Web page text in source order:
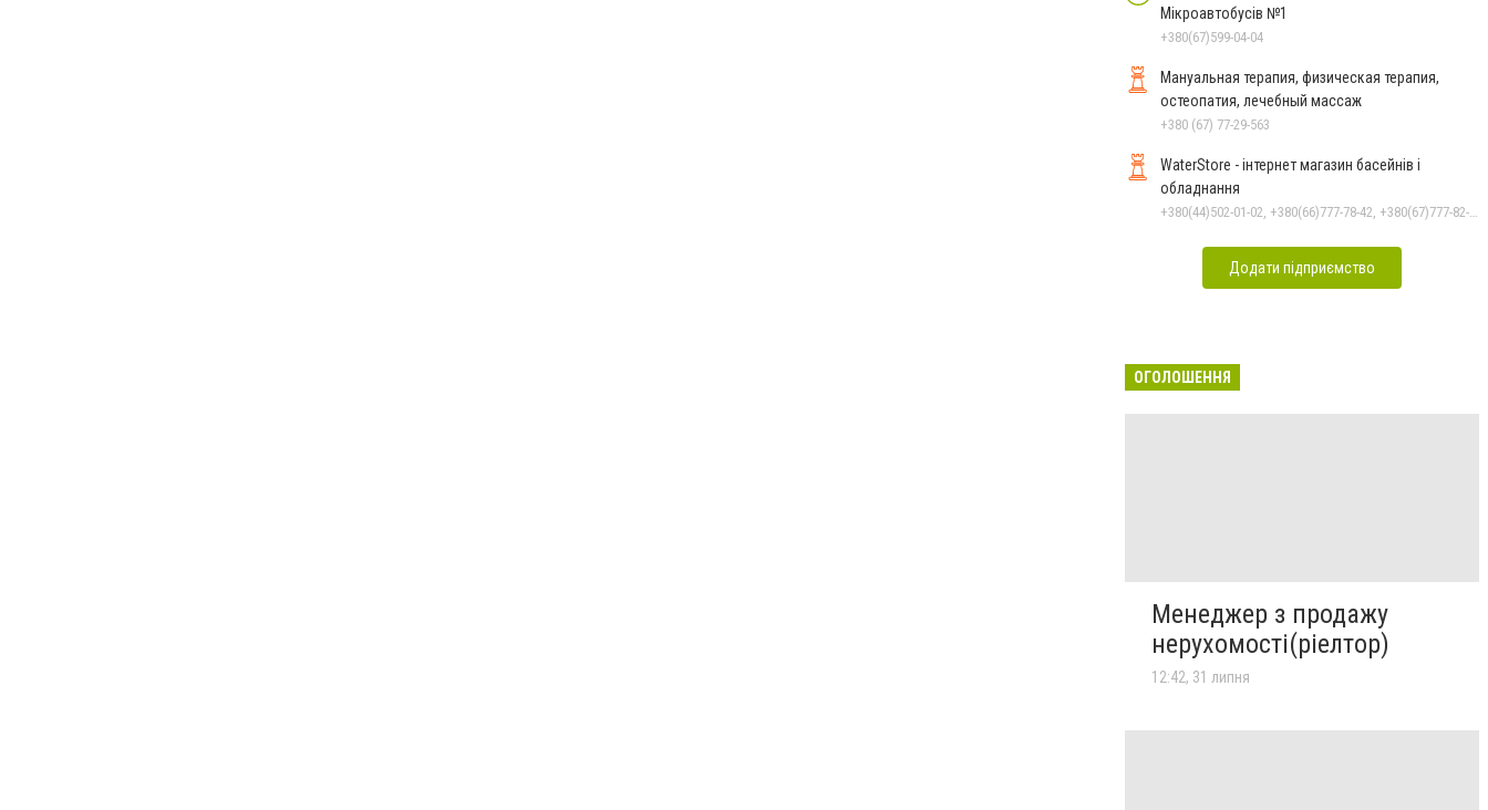
Мікроавтобусів №1
+380(67)599-04-04
Мануальная терапия, физическая терапия,
остеопатия, лечебный массаж
+380 (67) 77-29-563
WaterStore - інтернет магазин басейнів і
обладнання
Додати підприємство
ОГОЛОШЕННЯ
Менеджер з продажу
нерухомості(ріелтор)
12:42, 31 липня